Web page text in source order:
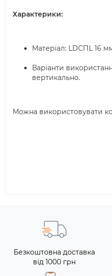
Характерики:
Матеріал: LDСПL 16
Варіанти
вертикально.
Можна використовувати
Безкоштовна доставка
від 1000 грн